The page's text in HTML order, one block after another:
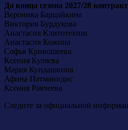
До конца сезона 2027/28
Вероника Барцайкина
Виктория Бурдукова
Анастасия Клитотехнис
Анастасия Кожина
Софья Кривошеева
Ксения Куляева
Мария Кундашкина
Афина Патманидис
Ксения Ракчеева
Следите за официальной